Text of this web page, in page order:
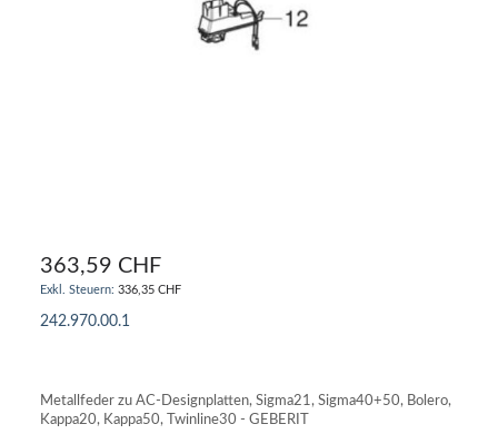
363,59 CHF
336,35 CHF
242.970.00.1
Metallfeder zu AC-Designplatten, Sigma21, Sigma40+50, Bolero,
Kappa20, Kappa50, Twinline30 - GEBERIT